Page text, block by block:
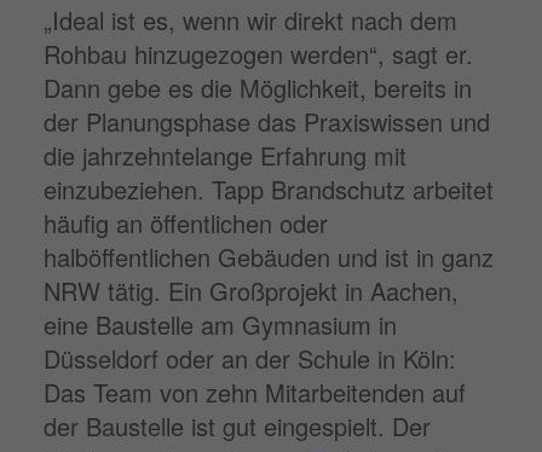
„Ideal ist es, wenn wir direkt nach dem
Rohbau hinzugezogen werden“, sagt er.
Dann gebe es die Möglichkeit, bereits in
der Planungsphase das Praxiswissen und
die jahrzehntelange Erfahrung mit
einzubeziehen. Tapp Brandschutz arbeitet
häufig an öffentlichen oder
halböffentlichen Gebäuden und ist in ganz
NRW tätig. Ein Großprojekt in Aachen,
eine Baustelle am Gymnasium in
Düsseldorf oder an der Schule in Köln:
Das Team von zehn Mitarbeitenden auf
der Baustelle ist gut eingespielt. Der